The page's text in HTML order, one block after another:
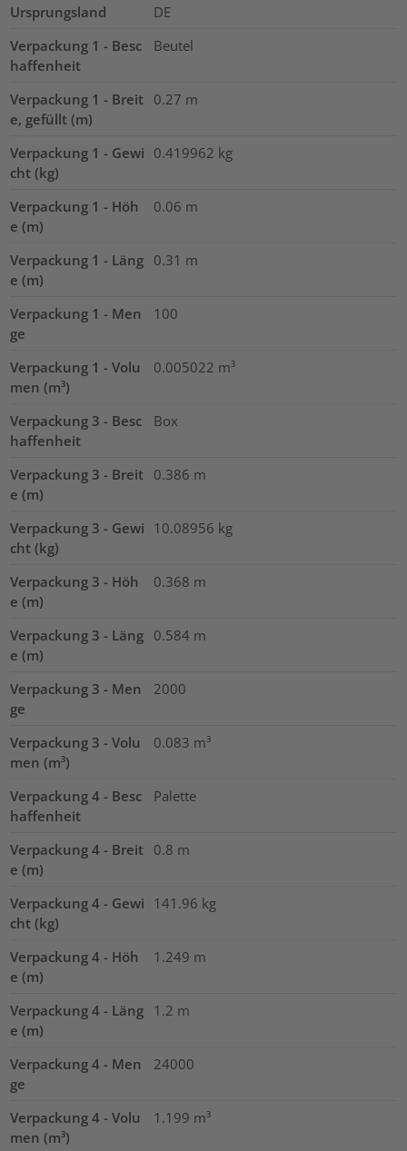
Ursprungsland
DE
Verpackung 1 - Besc
haffenheit
Beutel
Verpackung 1 - Breit
e, gefüllt (m)
0.27 m
Verpackung 1 - Gewi
cht (kg)
0.419962 kg
Verpackung 1 - Höh
e (m)
0.06 m
Verpackung 1 - Läng
e (m)
0.31 m
Verpackung 1 - Men
ge
100
Verpackung 1 - Volu
men (m³)
0.005022 m³
Verpackung 3 - Besc
haffenheit
Box
Verpackung 3 - Breit
e (m)
0.386 m
Verpackung 3 - Gewi
cht (kg)
10.08956 kg
Verpackung 3 - Höh
e (m)
0.368 m
Verpackung 3 - Läng
e (m)
0.584 m
Verpackung 3 - Men
ge
2000
Verpackung 3 - Volu
men (m³)
0.083 m³
Verpackung 4 - Besc
haffenheit
Palette
Verpackung 4 - Breit
e (m)
0.8 m
Verpackung 4 - Gewi
cht (kg)
141.96 kg
Verpackung 4 - Höh
e (m)
1.249 m
Verpackung 4 - Läng
e (m)
1.2 m
Verpackung 4 - Men
ge
24000
Verpackung 4 - Volu
men (m³)
1.199 m³